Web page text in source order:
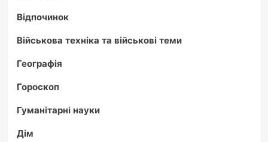
Відпочинок
Військова техніка та військові теми
Географія
Гороскоп
Гуманітарні науки
Дім